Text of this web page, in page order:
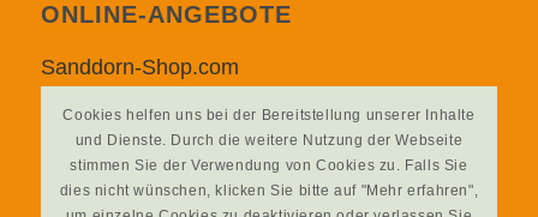
ONLINE-ANGEBOTE
Sanddorn-Shop.com
Sanddorn-Garten-Petzow.de
Cookies helfen uns bei der Bereitstellung unserer Inhalte
und Dienste. Durch die weitere Nutzung der Webseite
stimmen Sie der Verwendung von Cookies zu. Falls Sie
dies nicht wünschen, klicken Sie bitte auf "Mehr erfahren",